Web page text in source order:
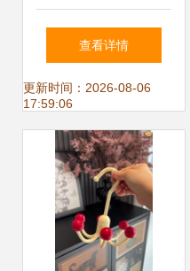
选 再次点赞太力真
空压缩袋的收纳实
力
查看详情
更新时间：2026-08-06
17:59:06